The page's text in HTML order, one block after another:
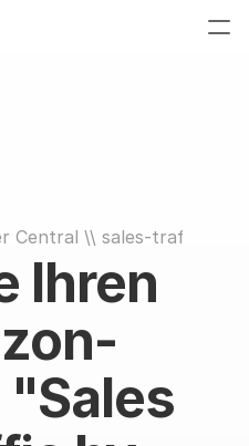
Central \\ sales-traffic-by-
Ihren